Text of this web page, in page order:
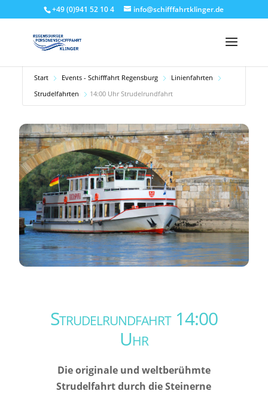
+49 (0)941 52 10 4 info@schifffahrtklinger.de
Start Events - Schifffahrt Regensburg
Linienfahrten
Strudelfahrten
14:00 Uhr Strudelrundfahrt
Strudelrundfahrt 14:00
Uhr
Die originale und weltberühmte
Strudelfahrt durch die Steinerne